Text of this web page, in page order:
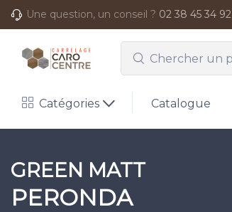
Une question, un conseil ? 02 38 45 34 92
Catégories Catalogue
GREEN MATT
PERONDA